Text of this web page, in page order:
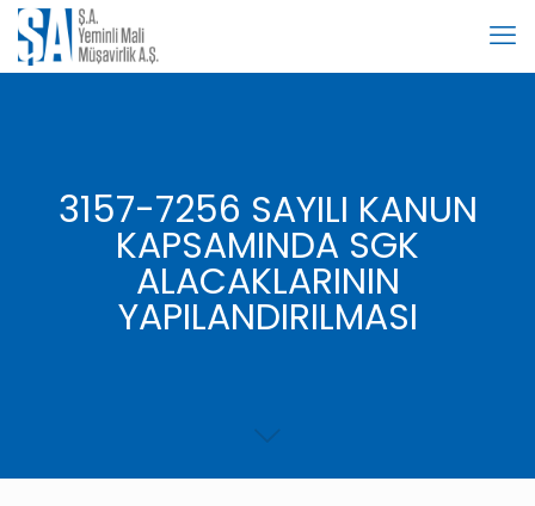
3157-7256 SAYILI KANUN
KAPSAMINDA SGK
ALACAKLARININ
YAPILANDIRILMASI